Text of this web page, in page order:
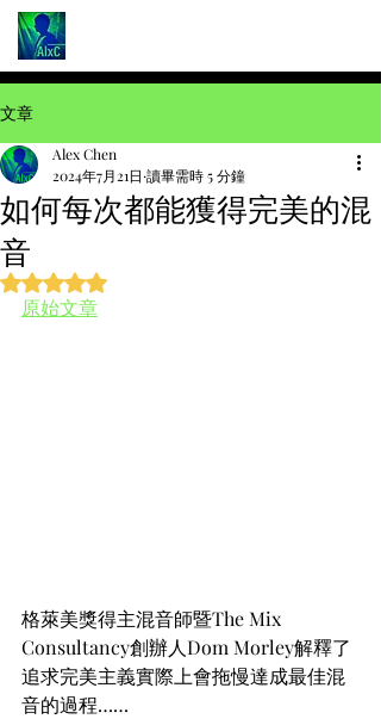
文章
如何每次都能獲得完美的混
音
Alex Chen
2024年7月21日 讀畢需時 5 分鐘
評等為 NaN（最高為 5 顆星）。
原始文章
格萊美獎得主混音師暨The Mix
Consultancy創辦人Dom Morley解釋了
追求完美主義實際上會拖慢達成最佳混
音的過程……